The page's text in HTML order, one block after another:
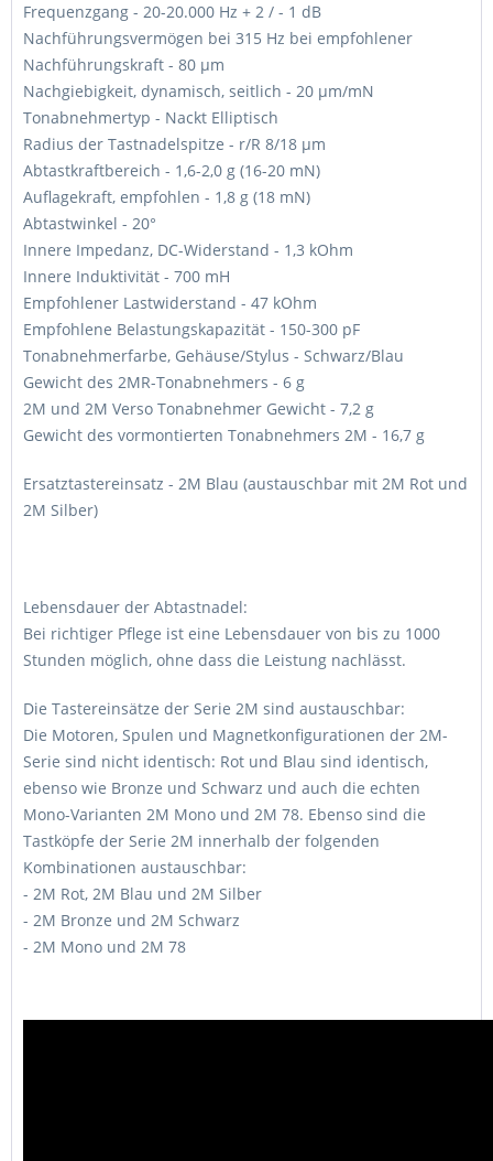
Frequenzgang - 20-20.000 Hz + 2 / - 1 dB
Nachführungsvermögen bei 315 Hz bei empfohlener
Nachführungskraft - 80 µm
Nachgiebigkeit, dynamisch, seitlich - 20 µm/mN
Tonabnehmertyp - Nackt Elliptisch
Radius der Tastnadelspitze - r/R 8/18 µm
Abtastkraftbereich - 1,6-2,0 g (16-20 mN)
Auflagekraft, empfohlen - 1,8 g (18 mN)
Abtastwinkel - 20°
Innere Impedanz, DC-Widerstand - 1,3 kOhm
Innere Induktivität - 700 mH
Empfohlener Lastwiderstand - 47 kOhm
Empfohlene Belastungskapazität - 150-300 pF
Tonabnehmerfarbe, Gehäuse/Stylus - Schwarz/Blau
Gewicht des 2MR-Tonabnehmers - 6 g
2M und 2M Verso Tonabnehmer Gewicht - 7,2 g
Gewicht des vormontierten Tonabnehmers 2M - 16,7 g
Ersatztastereinsatz - 2M Blau (austauschbar mit 2M Rot und
2M Silber)
Lebensdauer der Abtastnadel:
Bei richtiger Pflege ist eine Lebensdauer von bis zu 1000
Stunden möglich, ohne dass die Leistung nachlässt.
Die Tastereinsätze der Serie 2M sind austauschbar:
Die Motoren, Spulen und Magnetkonfigurationen der 2M-
Serie sind nicht identisch: Rot und Blau sind identisch,
ebenso wie Bronze und Schwarz und auch die echten
Mono-Varianten 2M Mono und 2M 78. Ebenso sind die
Tastköpfe der Serie 2M innerhalb der folgenden
Kombinationen austauschbar:
- 2M Rot, 2M Blau und 2M Silber
- 2M Bronze und 2M Schwarz
- 2M Mono und 2M 78